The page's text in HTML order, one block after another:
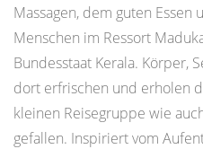
Massagen, dem guten
Menschen im Ressort
Bundesstaat Kerala. Körper,
dort erfrischen und erholen
kleinen Reisegruppe wie
gefallen. Inspiriert vom